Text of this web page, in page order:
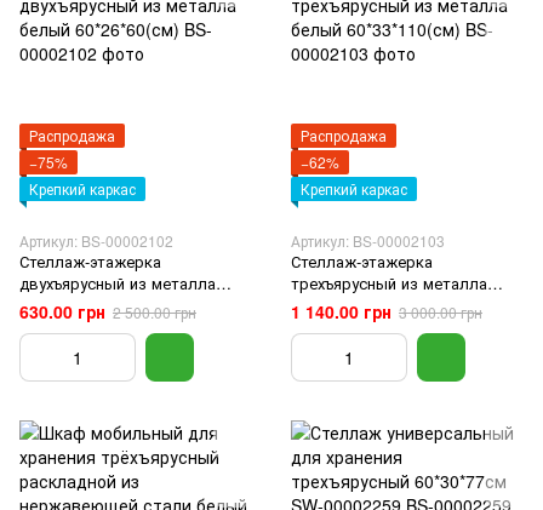
Распродажа
−75%
Крепкий каркас
Артикул: BS-00002102
Стеллаж-этажерка
двухъярусный из металла
белый 60*26*60(см)
630.00 грн 2 500.00 грн
Распродажа
−62%
Крепкий каркас
Артикул: BS-00002103
Стеллаж-этажерка
трехъярусный из металла
белый 60*33*110(см)
1 140.00 грн 3 000.00 грн